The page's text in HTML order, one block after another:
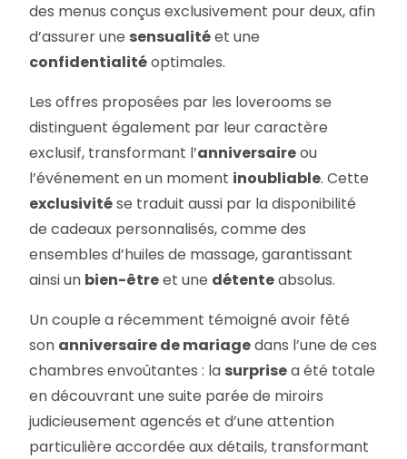
des menus conçus exclusivement pour deux, afin
d’assurer une sensualitéet une
confidentialitéoptimales.
Les offres proposées par les loverooms se
distinguent également par leur caractère
exclusif, transformant l’anniversaireou
l’événement en un moment inoubliable. Cette
exclusivitése traduit aussi par la disponibilité
de cadeaux personnalisés, comme des
ensembles d’huiles de massage, garantissant
ainsi un bien-êtreet une détenteabsolus.
Un couple a récemment témoigné avoir fêté
son anniversaire de mariagedans l’une de ces
chambres envoûtantes : la surprisea été totale
en découvrant une suite parée de miroirs
judicieusement agencés et d’une attention
particulière accordée aux détails, transformant